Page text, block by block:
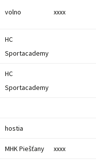
volno xxxx
HC
Sportacademy
HC
Sportacademy
hostia
MHK Piešťany xxxx